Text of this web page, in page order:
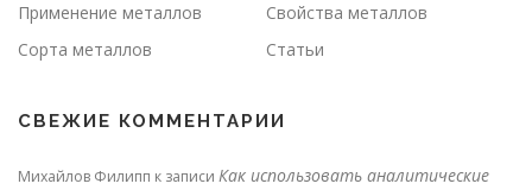
Применение металлов
Свойства металлов
Сорта металлов
Статьи
СВЕЖИЕ КОММЕНТАРИИ
Михайлов Филипп к записи Как использовать аналитические